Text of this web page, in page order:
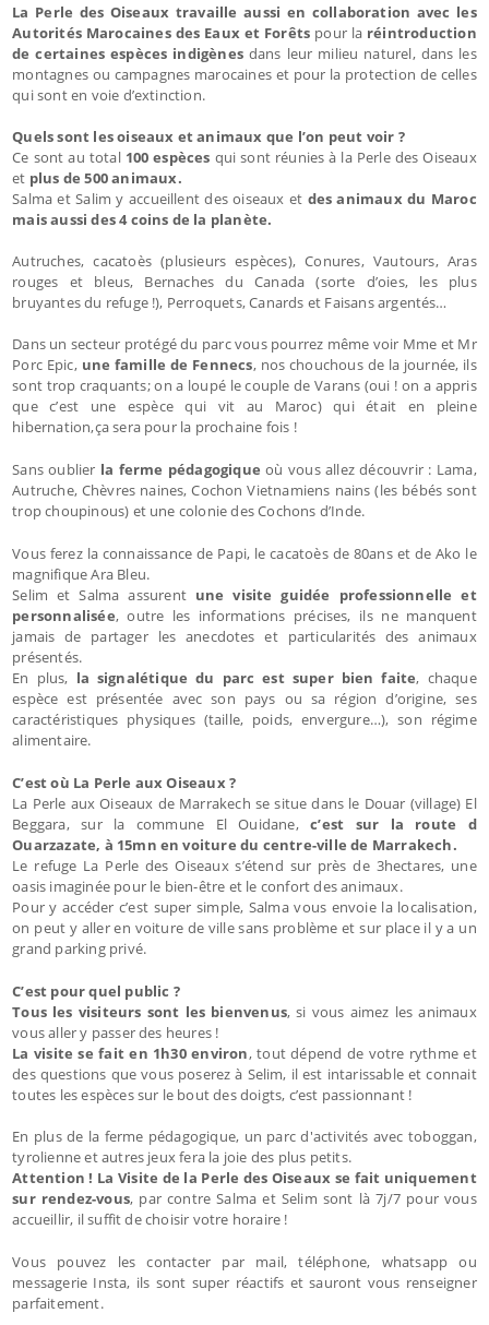
La Perle des Oiseaux travaille aussi en collaboration avec les
Autorités Marocaines des Eaux et Forêts pour la réintroduction
de certaines espèces indigènes dans leur milieu naturel, dans les
montagnes ou campagnes marocaines et pour la protection de celles
qui sont en voie d’extinction.
Quels sont les oiseaux et animaux que l’on peut voir ?
Ce sont au total 100 espèces qui sont réunies à la Perle des Oiseaux
et plus de 500 animaux.
Salma et Salim y accueillent des oiseaux et des animaux du Maroc
mais aussi des 4 coins de la planète.
Autruches, cacatoès (plusieurs espèces), Conures, Vautours, Aras
rouges et bleus, Bernaches du Canada (sorte d’oies, les plus
bruyantes du refuge !), Perroquets, Canards et Faisans argentés…
Dans un secteur protégé du parc vous pourrez même voir Mme et Mr
Porc Epic, une famille de Fennecs, nos chouchous de la journée, ils
sont trop craquants; on a loupé le couple de Varans (oui ! on a appris
que c’est une espèce qui vit au Maroc) qui était en pleine
hibernation,ça sera pour la prochaine fois !
Sans oublier la ferme pédagogique où vous allez découvrir : Lama,
Autruche, Chèvres naines, Cochon Vietnamiens nains (les bébés sont
trop choupinous) et une colonie des Cochons d’Inde.
Vous ferez la connaissance de Papi, le cacatoès de 80ans et de Ako le
magnifique Ara Bleu.
Selim et Salma assurentune visite guidée professionnelle et
personnalisée, outre les informations précises, ils ne manquent
jamais de partager les anecdotes et particularités des animaux
présentés.
En plus, la signalétique du parc est super bien faite, chaque
espèce est présentée avec son pays ou sa région d’origine, ses
caractéristiques physiques (taille, poids, envergure…), son régime
alimentaire.
C’est où La Perle aux Oiseaux ?
La Perle aux Oiseaux de Marrakech se situe dans le Douar (village) El
Beggara, sur la commune El Ouidane,c’est sur la route d
Ouarzazate, à 15mn en voiture du centre-ville de Marrakech.
Le refuge La Perle des Oiseaux s’étend sur près de 3hectares, une
oasis imaginée pour le bien-être et le confort des animaux.
Pour y accéder c’est super simple, Salma vous envoie la localisation,
on peut y aller en voiture de ville sans problème et sur place il y a un
grand parking privé.
C’est pour quel public ?
Tous les visiteurs sont les bienvenus, si vous aimez les animaux
vous aller y passer des heures !
La visite se fait en 1h30 environ, tout dépend de votre rythme et
des questions que vous poserez à Selim, il est intarissable et connait
toutes les espèces sur le bout des doigts, c’est passionnant !
En plus de la ferme pédagogique, un parc d'activités avec toboggan,
tyrolienne et autres jeux fera la joie des plus petits.
Attention ! La Visite de la Perle des Oiseaux se fait uniquement
sur rendez-vous, par contre Salma et Selim sont là 7j/7 pour vous
accueillir, il suffit de choisir votre horaire !
Vous pouvez les contacter par mail, téléphone, whatsapp ou
messagerie Insta, ils sont super réactifs et sauront vous renseigner
parfaitement.